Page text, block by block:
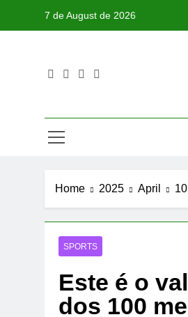
7 de August de 2026
Home 2025 April 10
SPORTS
Este é o
dos 100